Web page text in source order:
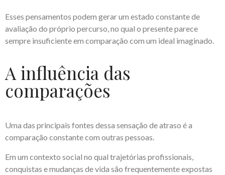
Esses pensamentos podem gerar um estado constante de
avaliação do próprio percurso, no qual o presente parece
sempre insuficiente em comparação com um ideal imaginado.
A influência das
comparações
Uma das principais fontes dessa sensação de atraso é a
comparação constante com outras pessoas.
Em um contexto social no qual trajetórias profissionais,
conquistas e mudanças de vida são frequentemente expostas